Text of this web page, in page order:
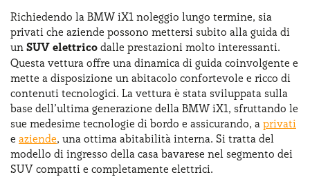
Richiedendo la BMW iX1 noleggio lungo termine, sia
privati che aziende possono mettersi subito alla guida di
un SUV elettrico dalle prestazioni molto interessanti.
Questa vettura offre una dinamica di guida coinvolgente e
mette a disposizione un abitacolo confortevole e ricco di
contenuti tecnologici. La vettura è stata sviluppata sulla
base dell’ultima generazione della BMW iX1, sfruttando le
sue medesime tecnologie di bordo e assicurando, a privati
e aziende, una ottima abitabilità interna. Si tratta del
modello di ingresso della casa bavarese nel segmento dei
SUV compatti e completamente elettrici.